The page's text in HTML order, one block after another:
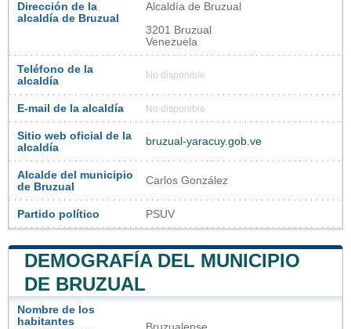
Dirección de la
alcaldía de Bruzual
Alcaldía de Bruzual
3201 Bruzual
Venezuela
Teléfono de la
alcaldía
No disponible
E-mail de la alcaldía No disponible
Sitio web oficial de la
alcaldía
bruzual-yaracuy.gob.ve
Alcalde del municipio
de Bruzual
Carlos González
Partido político PSUV
DEMOGRAFÍA DEL MUNICIPIO
DE BRUZUAL
Nombre de los
habitantes